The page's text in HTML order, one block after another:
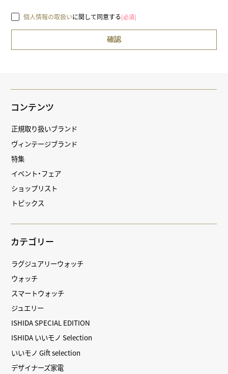
個人情報の取扱いに関して同意する[必須]
コンテンツ
正規取り扱いブランド
ヴィンテージブランド
特集
イベント・フェア
ショップリスト
トピックス
カテゴリー
ラグジュアリーウォッチ
ウォッチ
スマートウォッチ
ジュエリー
ISHIDA SPECIAL EDITION
ISHIDA いいモノ Selection
いいモノ Gift selection
デザイナーズ家電